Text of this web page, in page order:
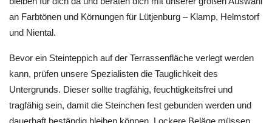
an Farbtönen und Körnungen für Lütjenburg – Klamp, Helmstorf
und Niental.
Bevor ein Steinteppich auf der Terrassenfläche verlegt werden
kann, prüfen unsere Spezialisten die Tauglichkeit des
Untergrunds. Dieser sollte tragfähig, feuchtigkeitsfrei und
tragfähig sein, damit die Steinchen fest gebunden werden und